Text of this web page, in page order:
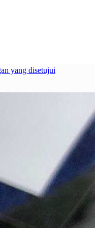
yang disetujui